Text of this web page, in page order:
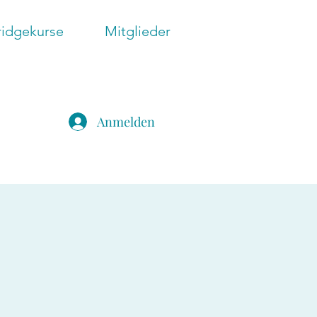
Mitglieder
Anmelden